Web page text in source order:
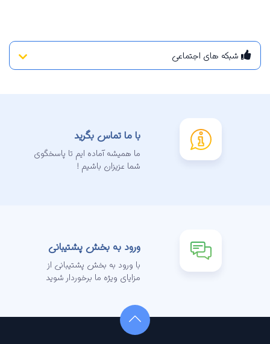
شبکه های اجتماعی
با ما تماس بگرید
ما همیشه آماده ایم تا پاسخگوی
شما عزیزان باشیم !
ورود به بخش پشتیبانی
با ورود به بخش پشتیبانی از
مزایای ویژه ما برخوردار شوید